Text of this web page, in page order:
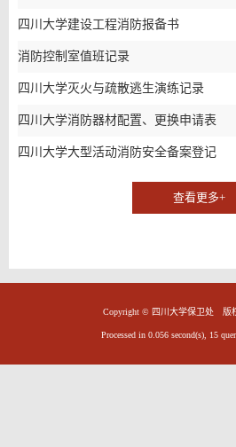
四川大学建设工程消防报备书
消防控制室值班记录
四川大学灭火与疏散逃生演练记录
四川大学消防器材配置、更换申请表
四川大学大型活动消防安全备案登记
查看更多+
Copyright © 四川大学保卫处 版
Processed in 0.056 second(s), 15